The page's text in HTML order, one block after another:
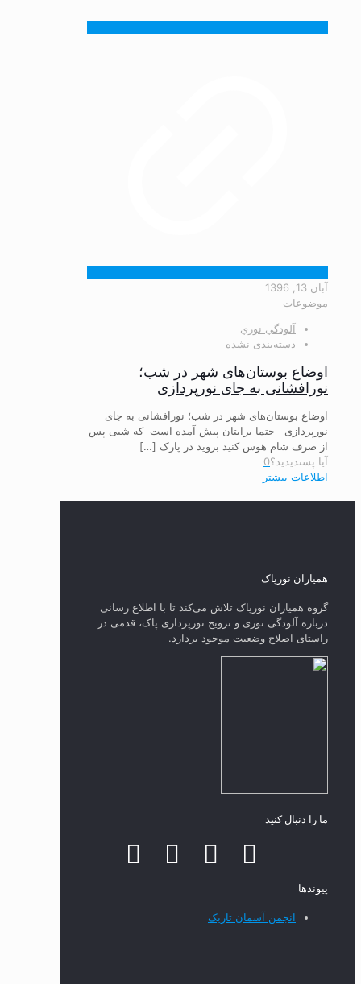
آبان 13, 1396
موضوعات
آلودگي نوري
دسته‌بندی نشده
اوضاع بوستان‌های شهر در شب؛
نورافشانی به جای نورپردازی
اوضاع بوستان‌های شهر در شب؛ نورافشانی به جای
نورپردازی حتما برایتان پیش آمده است که شبی پس
از صرف شام هوس کنید بروید در پارک […]
آیا پسندیدید؟0
اطلاعات بیشتر
همیاران نورپاک
گروه همیاران نورپاک تلاش می‌کند تا با اطلاع رسانی
درباره آلودگی نوری و ترویج نورپردازی پاک، قدمی در
راستای‌ اصلاح وضعیت موجود بردارد.
ما را دنبال کنید
پیوند‌ها
انجمن آسمان تاریک